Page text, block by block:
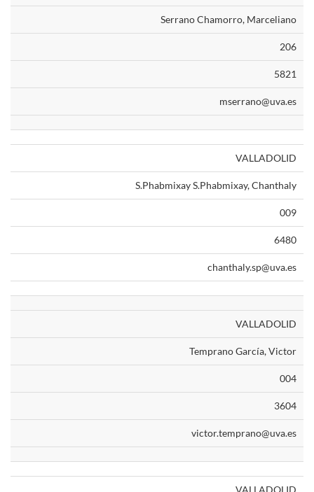
Serrano Chamorro, Marceliano
206
5821
mserrano@uva.es
VALLADOLID
S.Phabmixay S.Phabmixay, Chanthaly
009
6480
chanthaly.sp@uva.es
VALLADOLID
Temprano García, Victor
004
3604
victor.temprano@uva.es